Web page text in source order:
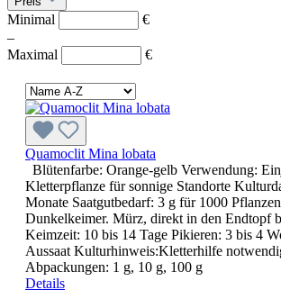
Minimal
€
–
Maximal
€
Quamoclit Mina lobata
Blütenfarbe: Orange-gelb Verwendung:
Kletterpflanze für sonnige Standorte
Monate Saatgutbedarf: 3 g für 1000
Dunkelkeimer. Mürz, direkt in den Endtopf
Keimzeit: 10 bis 14 Tage Pikieren: 3 bis 4
Aussaat Kulturhinweis:Kletterhilfe
Abpackungen: 1 g, 10 g, 100 g
Details